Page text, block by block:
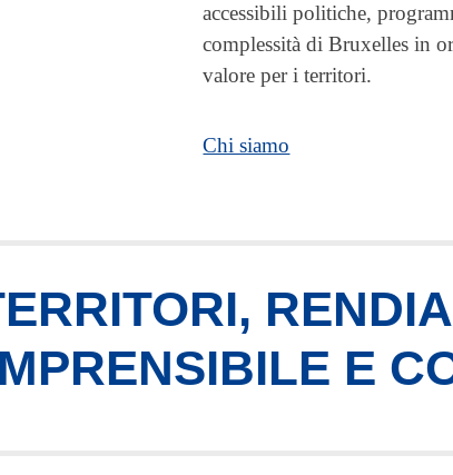
accessibili politiche,
complessità di Bruxelles in
valore per i territori.
Chi siamo
E